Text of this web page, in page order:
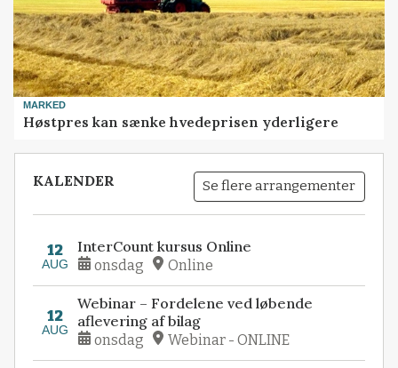
MARKED
Høstpres kan sænke hvedeprisen yderligere
KALENDER Se flere arrangementer
12
AUG
InterCount kursus Online
onsdag Online
12
AUG
Webinar – Fordelene ved løbende
aflevering af bilag
onsdag Webinar - ONLINE